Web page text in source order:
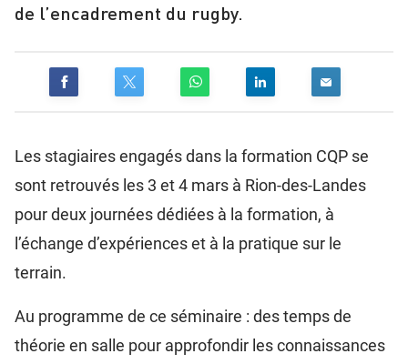
de l’encadrement du rugby.
Les stagiaires engagés dans la formation CQP se
sont retrouvés les 3 et 4 mars à Rion-des-Landes
pour deux journées dédiées à la formation, à
l’échange d’expériences et à la pratique sur le
terrain.
Au programme de ce séminaire : des temps de
théorie en salle pour approfondir les connaissances